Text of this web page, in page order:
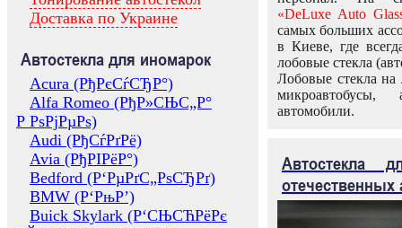
Доставка по Украине
Автостекла для иномарок
Acura (РђРєСѓСЂР°)
Alfa Romeo (РђР»СЊС„Р°
Р РѕРјРµРѕ)
Audi (РђСѓРґРё)
Avia (РђРІРёР°)
Bedford (Р‘РµРґС„РѕСЂРґ)
BMW (Р‘РњР’)
Buick Skylark (Р‘СЊСЋРёРє
«DeLuxe Auto
самых больших
в Киеве, где
лобовые стекла
Лобовые стекла на
микроавтобусы,
автомобили.
Автостекла
отечественных